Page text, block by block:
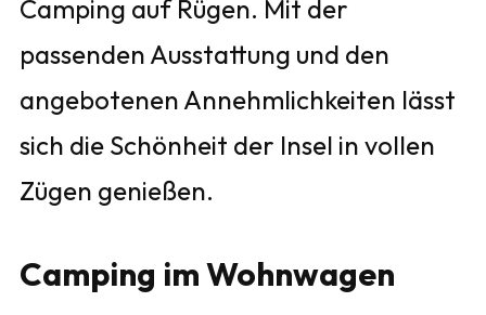
Camping auf Rügen. Mit der
passenden Ausstattung und den
angebotenen Annehmlichkeiten lässt
sich die Schönheit der Insel in vollen
Zügen genießen.
Camping im Wohnwagen